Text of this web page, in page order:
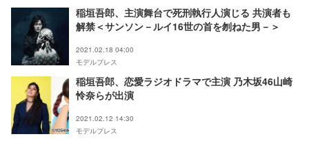
稲垣吾郎、主演舞台で死刑執行人演じる 共演者も
解禁＜サンソン－ルイ16世の首を刎ねた男－＞
2021.02.18 04:00
モデルプレス
稲垣吾郎、恋愛ラジオドラマで主演 乃木坂46山崎
怜奈らが出演
2021.02.12 14:30
モデルプレス